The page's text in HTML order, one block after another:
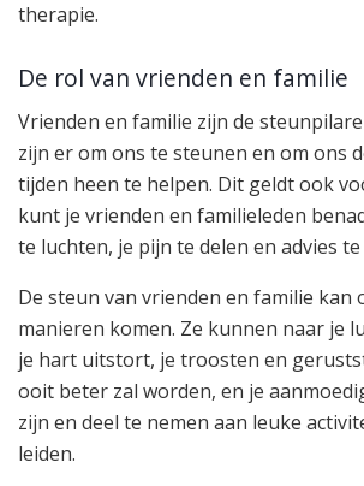
therapie.
De rol van vrienden en familie
Vrienden en familie zijn de
zijn er om ons te steunen en om ons
tijden heen te helpen. Dit geldt ook
kunt je vrienden en familieleden
te luchten, je pijn te delen en advies
De steun van vrienden en familie kan
manieren komen. Ze kunnen naar je
je hart uitstort, je troosten en
ooit beter zal worden, en je
zijn en deel te nemen aan leuke
leiden.